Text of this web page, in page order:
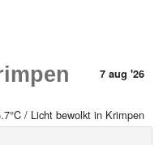
7 aug '26
/ Licht bewolkt in Krimpen